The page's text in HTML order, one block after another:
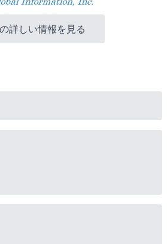
詳しい情報を見る